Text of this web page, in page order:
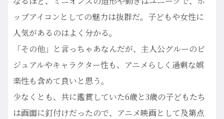
ップアイコンとしての魅力は抜群だ。子どもや女性に
人気があるのはよく分かる。
「その他」と言っちゃあなんだが、主人公グルーのビ
ジュアルやキャラクター性も、アニメらしく過剰な娯
楽性も含めて良いと思う。
少なくとも、共に鑑賞していた6歳と3歳の子どもたち
は画面に釘付けだったので、アニメ映画として及第点